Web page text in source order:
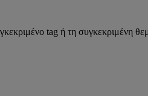
tag ή τη συγκεκριμένη